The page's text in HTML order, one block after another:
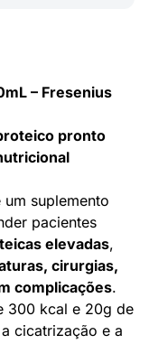
– Fresenius
pronto
um suplemento
pacientes
elevadas,
cirurgias,
complicações.
300 kcal e 20g de
cicatrização e a